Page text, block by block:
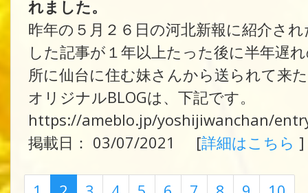
れました。
昨年の５月２６日の河北新報に紹介さ
した記事が１年以上たった後に半年遅
所に仙台に住む妹さんから送られて来
オリジナルBLOGは、下記です。
https://ameblo.jp/yoshijiwanchan/
掲載日： 03/07/2021 [詳細はこちら ]